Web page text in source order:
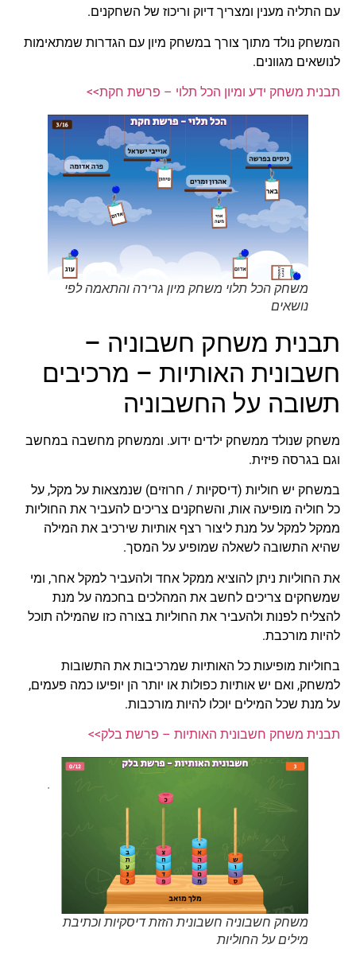
עם התליה מענין ומצריך דיוק וריכוז של השחקנים.
המשחק נולד מתוך צורך במשחק מיון עם הגדרות שמתאימות
לנושאים מגוונים.
תבנית משחק ידע ומיון הכל תלוי – פרשת חקת>>
משחק הכל תלוי משחק מיון גרירה והתאמה לפי
נושאים
תבנית משחק חשבוניה –
חשבונית האותיות – מרכיבים
תשובה על החשבוניה
משחק שנולד ממשחק ילדים ידוע. וממשחק מחשבה במחשב
וגם בגרסה פיזית.
במשחק יש חוליות (דיסקיות / חרוזים) שנמצאות על מקל, על
כל חוליה מופיעה אות, והשחקנים צריכים להעביר את החוליות
ממקל למקל על מנת ליצור רצף אותיות שירכיב את המילה
שהיא התשובה לשאלה שמופיע על המסך.
את החוליות ניתן להוציא ממקל אחד ולהעביר למקל אחר, ומי
שמשחקים צריכים לחשב את המהלכים בחכמה על מנת
להצליח לפנות ולהעביר את החוליות בצורה כזו שהמילה תוכל
להיות מורכבת.
בחוליות מופיעות כל האותיות שמרכיבות את התשובות
למשחק, ואם יש אותיות כפולות או יותר הן יופיעו כמה פעמים,
על מנת שכל המילים יוכלו להיות מורכבות.
תבנית משחק חשבונית האותיות – פרשת בלק>>
משחק חשבוניה חשבונית הזזת דיסקיות וכתיבת
מילים על החוליות